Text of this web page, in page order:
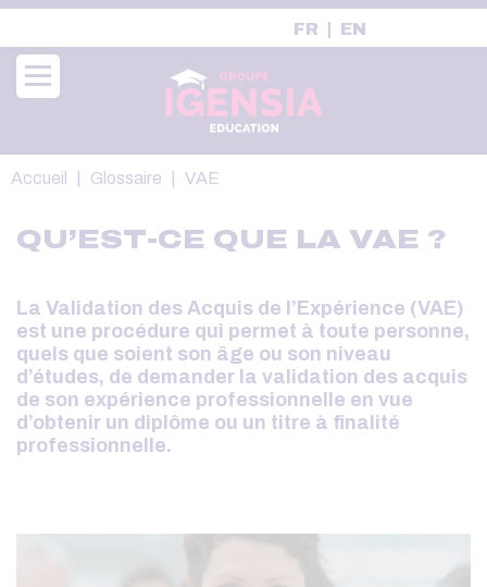
Aller
contenu
principal
FR EN
Fil
Accueil Glossaire VAE
QU’EST-CE QUE LA VAE ?
La Validation des Acquis de l’Expérience (VAE)
est une procédure qui permet à toute personne,
quels que soient son âge ou son niveau
d’études, de demander la validation des acquis
de son expérience professionnelle en vue
d’obtenir un diplôme ou un titre à finalité
professionnelle.